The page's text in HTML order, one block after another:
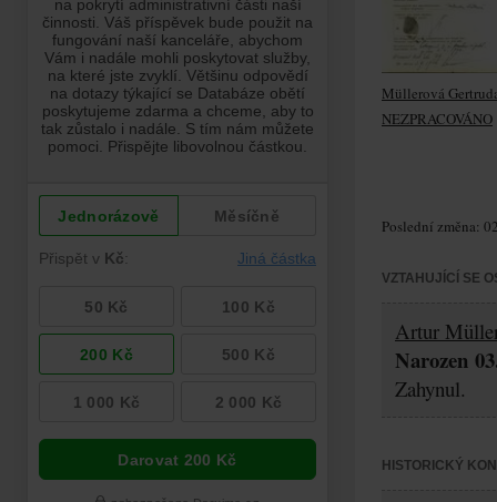
Müllerová
NEZPRACOVÁNO
Poslední změna:
VZTAHUJÍCÍ SE
Artur
Narozen
Zahynul.
HISTORICKÝ